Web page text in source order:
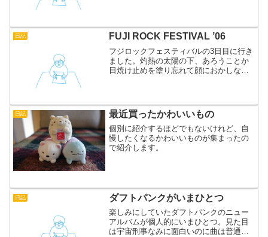
日記 FUJI ROCK FESTIVAL ’06
フジロックフェスティバルの3日目に行き
ました。灼熱の太陽の下、あろうことか
日焼け止めを塗り忘れて顔におかしな焼
うです。話には聞い...
日記 最近買ったかわいいもの
個別に紹介するほどでもないけれど、自
慢したくなるかわいいものが集まったの
で紹介します。
日記 ダフトパンクがいまひとつ
楽しみにしていたダフトパンクのニュー
アルバムが個人的にいまひとつ。見た目
は宇宙刑事なみに面白いのに曲は普通っ